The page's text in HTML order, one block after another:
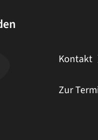
Kontakt
Zur